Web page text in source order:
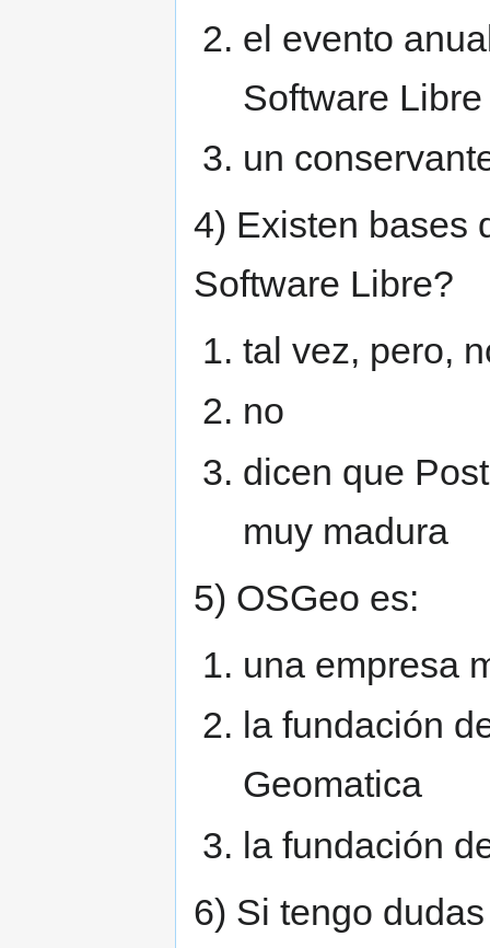
el evento
Software
un
4) Existen bases
Software Libre?
tal vez, pero,
no
dicen que
muy madura
5) OSGeo es:
una empresa
la fundación
Geomatica
la fundación
6) Si tengo